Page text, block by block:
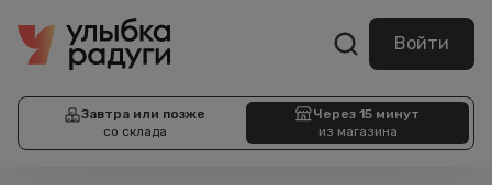
Войти
Завтра или позже
со склада
Через 15 минут
из магазина